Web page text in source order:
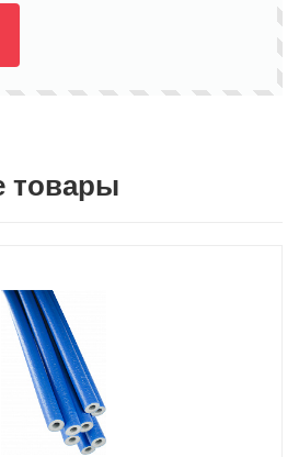
товары